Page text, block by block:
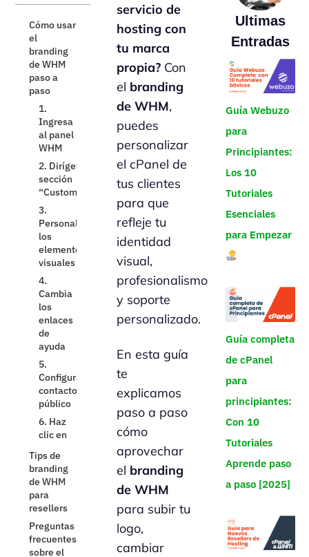
Cómo usar
el
branding
de WHM
paso a
paso
1.
Ingresa
al panel
WHM
2. Dirígete a la
sección
“Customization”
3.
Personaliza
los
elementos
visuales
4.
Cambia
los
enlaces
de
ayuda
5.
Configura
contacto
público
6. Haz
clic en
Tips de
branding
de WHM
para
resellers
Preguntas
frecuentes
sobre el
branding
de WHM
Video:
cómo usar
de WHM
Enlaces
recomendados
Enlaces
externos
oficiales
servicio de
hosting con
tu marca
propia? Con
el branding
de WHM,
puedes
personalizar
el cPanel de
tus clientes
para que
refleje tu
identidad
visual,
profesionalismo
y soporte
personalizado.
En esta guía
te
explicamos
paso a paso
cómo
aprovechar
el branding
de WHM
para subir tu
logo,
cambiar
Ultimas
Entradas
Guía Webuzo
para
Principiantes:
Los 10
Tutoriales
Esenciales
para Empezar
Guía completa
de cPanel
para
principiantes:
Con 10
Tutoriales
Aprende paso
a paso [2025]